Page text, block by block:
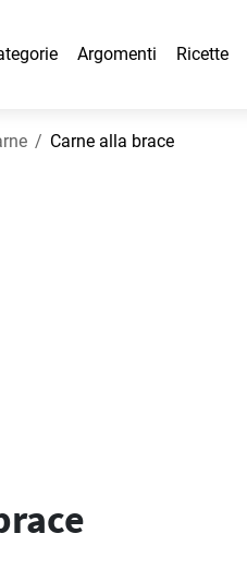
Argomenti Ricette
Carne alla brace